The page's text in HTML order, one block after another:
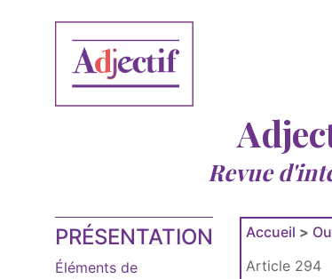
Revue
PRÉSENTATION
Éléments de
Accueil >
Article 294